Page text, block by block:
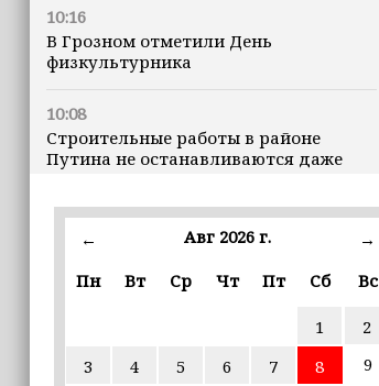
10:16
В Грозном отметили День
физкультурника
10:08
Строительные работы в районе
Путина не останавливаются даже
марта
В пяти школах столицы обновляют
инфраструктуру по госпрограмме
← Авг 2026 г.
→
Пн
Вт Ср Чт Пт Сб Вс
1
2
3
4 5 6 7 8
9